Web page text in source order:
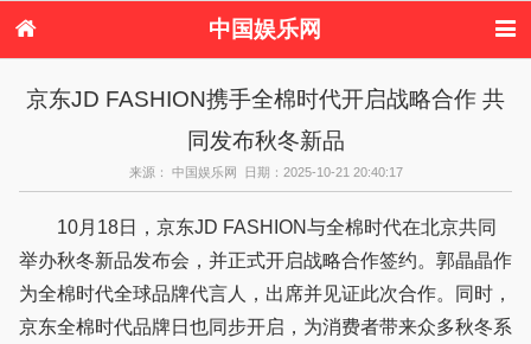
中国娱乐网
港台娱乐
日本娱乐 韩国娱乐
欧美娱乐
音乐新闻 影视新闻
港台明星八卦
日本韩国明星
欧美明星八卦
京东JD FASHION携手全棉时代开启战略合作 共
同发布秋冬新品
来源： 中国娱乐网 日期：2025-10-21 20:40:17
10月18日，京东JD FASHION与全棉时代在北京共同
举办秋冬新品发布会，并正式开启战略合作签约。郭晶晶作
为全棉时代全球品牌代言人，出席并见证此次合作。同时，
京东全棉时代品牌日也同步开启，为消费者带来众多秋冬系